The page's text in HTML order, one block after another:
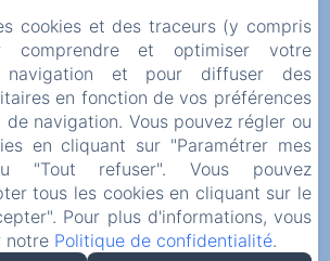
de Ranléon
Jugon Les Lacs, 22270,
France
+337 69 60 79 80
cookies et des traceurs (y compris
et optimiser votre
navigation et pour diffuser des
en fonction de vos préférences
navigation. Vous pouvez régler ou
en cliquant sur "Paramétrer mes
"Tout refuser". Vous pouvez
tous les cookies en cliquant sur le
Pour plus d'informations, vous
notre Politique de confidentialité.